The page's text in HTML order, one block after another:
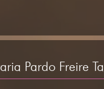
Pardo Freire